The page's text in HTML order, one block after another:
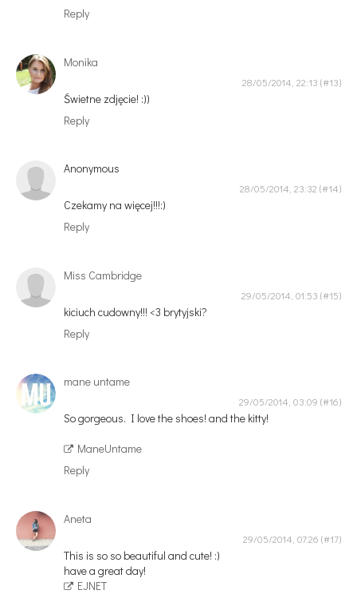
Reply
Monika
28/05/2014, 22:13
Świetne zdjęcie! :))
Reply
Anonymous
28/05/2014, 23:32
Czekamy na więcej!!!:)
Reply
Miss Cambridge
29/05/2014, 01:53
kiciuch cudowny!!! <3 brytyjski?
Reply
mane untame
29/05/2014, 03:09
So gorgeous. I love the shoes! and the kitty!
ManeUntame
Reply
Aneta
29/05/2014, 07:26
This is so so beautiful and cute! :)
have a great day!
EJNET